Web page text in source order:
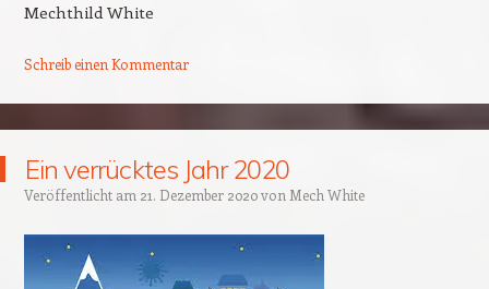
Mechthild White
Schreib einen Kommentar
Ein verrücktes Jahr 2020
Veröffentlicht am 21. Dezember 2020von Mech White